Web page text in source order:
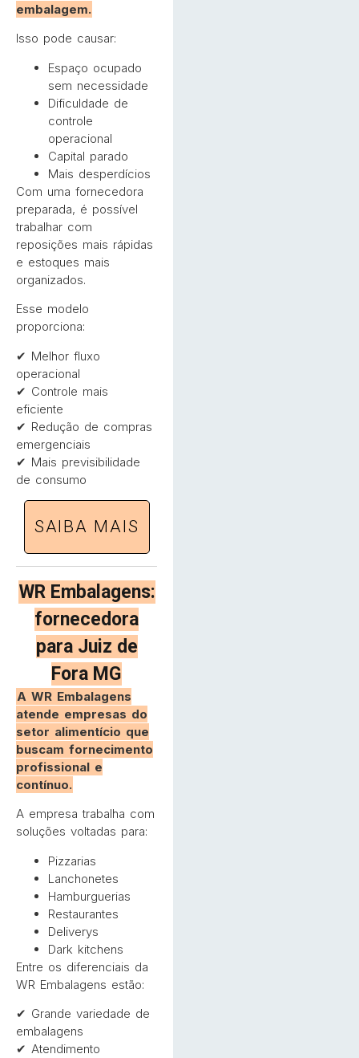
embalagem.
Isso pode causar:
Espaço ocupado
sem necessidade
Dificuldade de
controle
operacional
Capital parado
Mais desperdícios
Com uma fornecedora
preparada, é possível
trabalhar com
reposições mais rápidas
e estoques mais
organizados.
Esse modelo
proporciona:
✔ Melhor fluxo
operacional
✔ Controle mais
eficiente
✔ Redução de compras
emergenciais
✔ Mais previsibilidade
de consumo
SAIBA MAIS
WR Embalagens:
fornecedora
para Juiz de
Fora MG
A WR Embalagens
atende empresas do
setor alimentício que
buscam fornecimento
profissional e
contínuo.
A empresa trabalha com
soluções voltadas para:
Pizzarias
Lanchonetes
Hamburguerias
Restaurantes
Deliverys
Dark kitchens
Entre os diferenciais da
WR Embalagens estão:
✔ Grande variedade de
embalagens
✔ Atendimento